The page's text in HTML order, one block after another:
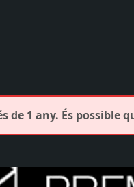
de 1 any. És